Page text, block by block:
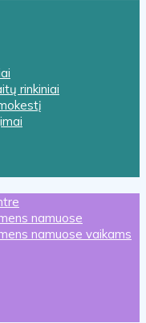
rinkiniai
namuose
namuose vaikams